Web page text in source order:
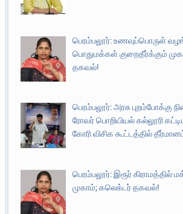
பெரம்பலூர்: உணவுப்பொருள்
பொதுமக்கள் குறைதீர்க்கும்
தகவல்!
பெரம்பலூர்: அரசு புறம்போக்கு
ரோவர் பொறியியல் கல்லூரி
கோரி விசிக கூட்டத்தில்
பெரம்பலூர்: இரூர் கிராமத்தில்
முகாம்; கலெக்டர் தகவல்!